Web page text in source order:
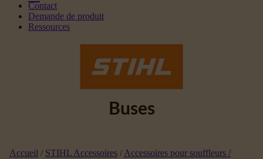
Contact
Demande de produit
Ressources
Buses
Accueil / STIHL Accessoires / Accessoires pour souffleurs /